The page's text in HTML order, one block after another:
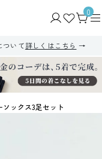
0
ついて詳しくはこちら
ソックス3足セット